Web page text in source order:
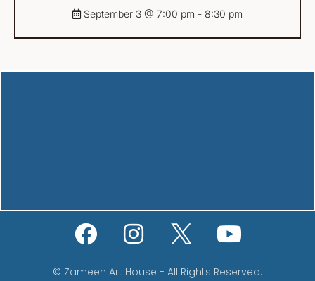
September 3 @ 7:00 pm - 8:30 pm
© Zameen Art House - All Rights Reserved.